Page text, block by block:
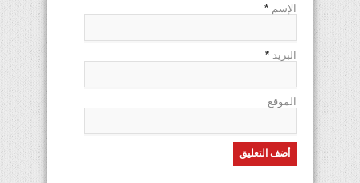
الإسم *
البريد *
الموقع